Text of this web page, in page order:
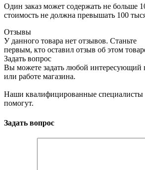
Один заказ может содержать не больше
стоимость не должна превышать 100
Отзывы
У данного товара нет отзывов. Станьте
первым, кто оставил отзыв об этом
Задать вопрос
Вы можете задать любой интересующий
или работе магазина.
Наши квалифицированные специалисты
помогут.
Задать вопрос